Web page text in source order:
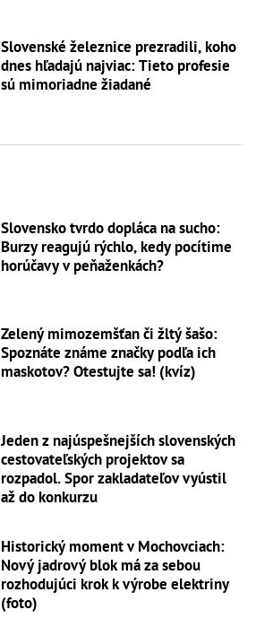
Slovenské železnice prezradili, koho
dnes hľadajú najviac: Tieto profesie
sú mimoriadne žiadané
Slovensko tvrdo dopláca na sucho:
Burzy reagujú rýchlo, kedy pocítime
horúčavy v peňaženkách?
Zelený mimozemšťan či žltý šašo:
Spoznáte známe značky podľa ich
maskotov? Otestujte sa! (kvíz)
Jeden z najúspešnejších slovenských
cestovateľských projektov sa
rozpadol. Spor zakladateľov vyústil
až do konkurzu
Historický moment v Mochovciach:
Nový jadrový blok má za sebou
rozhodujúci krok k výrobe elektriny
(foto)